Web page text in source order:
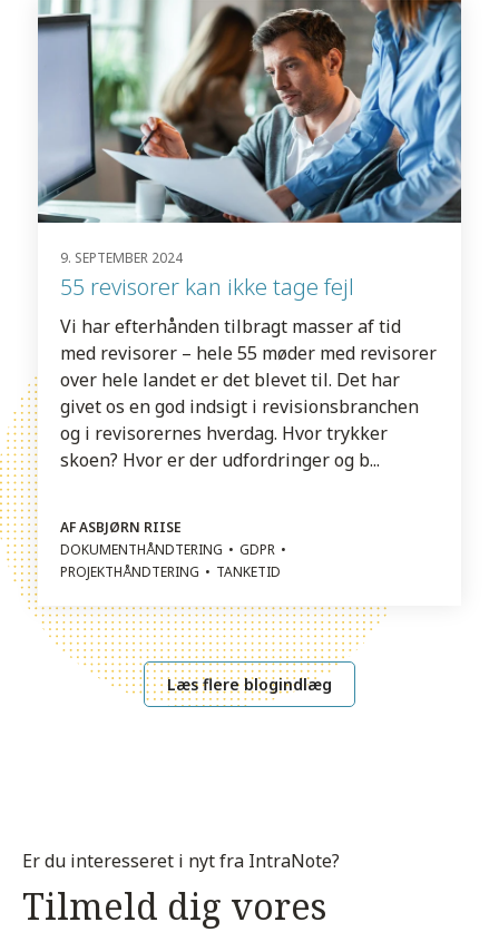
9. SEPTEMBER 2024
55 revisorer kan ikke tage fejl
Vi har efterhånden tilbragt masser af tid
med revisorer – hele 55 møder med revisorer
over hele landet er det blevet til. Det har
givet os en god indsigt i revisionsbranchen
og i revisorernes hverdag. Hvor trykker
skoen? Hvor er der udfordringer og b...
AF ASBJØRN RIISE
DOKUMENTHÅNDTERING
GDPR
PROJEKTHÅNDTERING
TANKETID
Læs flere blogindlæg
Er du interesseret i nyt fra IntraNote?
Tilmeld dig vores